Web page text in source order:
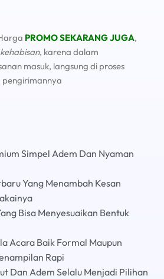
PROMO SEKARANG JUGA,
kehabisan, karena dalam
masuk, langsung di proses
pengirimannya
Simpel Adem Dan Nyaman
Yang Menambah Kesan
Bisa Menyesuaikan Bentuk
Acara Baik Formal Maupun
Rapi
Dan Adem Selalu Menjadi Pilihan